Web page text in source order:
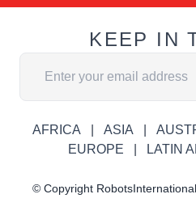
KEEP IN
Email Address
AFRICA ASIA
EUROPE
LATIN
© Copyright